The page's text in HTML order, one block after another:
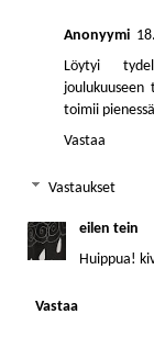
Anonyymi
Löytyi
toimii
Vastaa
Vastaukset
eilen tein
Huippua!
Vastaa